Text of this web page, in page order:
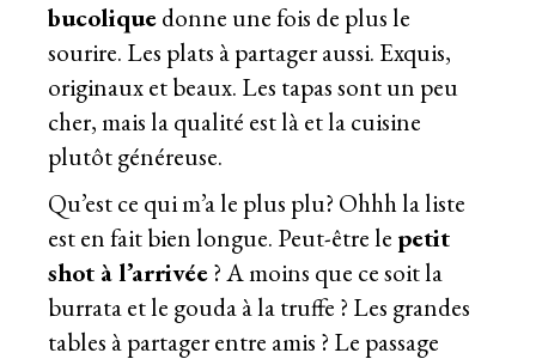
bucoliquedonne une fois de plus le
sourire. Les plats à partager aussi. Exquis,
originaux et beaux. Les tapas sont un peu
cher, mais la qualité est là et la cuisine
plutôt généreuse.
Qu’est ce qui m’a le plus plu? Ohhh la liste
est en fait bien longue. Peut-être le petit
shot à l’arrivée? A moins que ce soit la
burrata et le gouda à la truffe ? Les grandes
tables à partager entre amis ? Le passage